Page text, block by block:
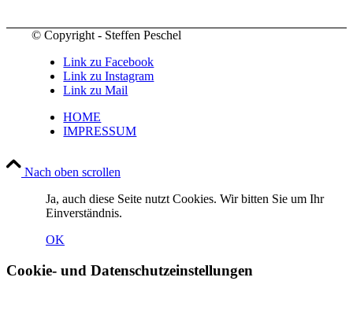
© Copyright - Steffen Peschel
Link zu Facebook
Link zu Instagram
Link zu Mail
HOME
IMPRESSUM
Nach oben scrollen
Ja, auch diese Seite nutzt Cookies. Wir bitten Sie um Ihr
Einverständnis.
OK
Cookie- und Datenschutzeinstellungen